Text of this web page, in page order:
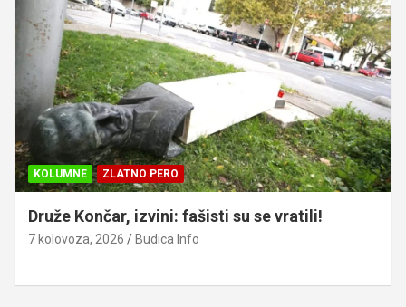
KOLUMNE ZLATNO PERO
Druže Končar, izvini: fašisti su se vratili!
7 kolovoza, 2026 Budica Info